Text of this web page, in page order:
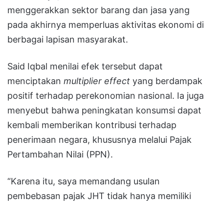
menggerakkan sektor barang dan jasa yang
pada akhirnya memperluas aktivitas ekonomi di
berbagai lapisan masyarakat.
Said Iqbal menilai efek tersebut dapat
menciptakan multiplier effect yang berdampak
positif terhadap perekonomian nasional. Ia juga
menyebut bahwa peningkatan konsumsi dapat
kembali memberikan kontribusi terhadap
penerimaan negara, khususnya melalui Pajak
Pertambahan Nilai (PPN).
“Karena itu, saya memandang usulan
pembebasan pajak JHT tidak hanya memiliki